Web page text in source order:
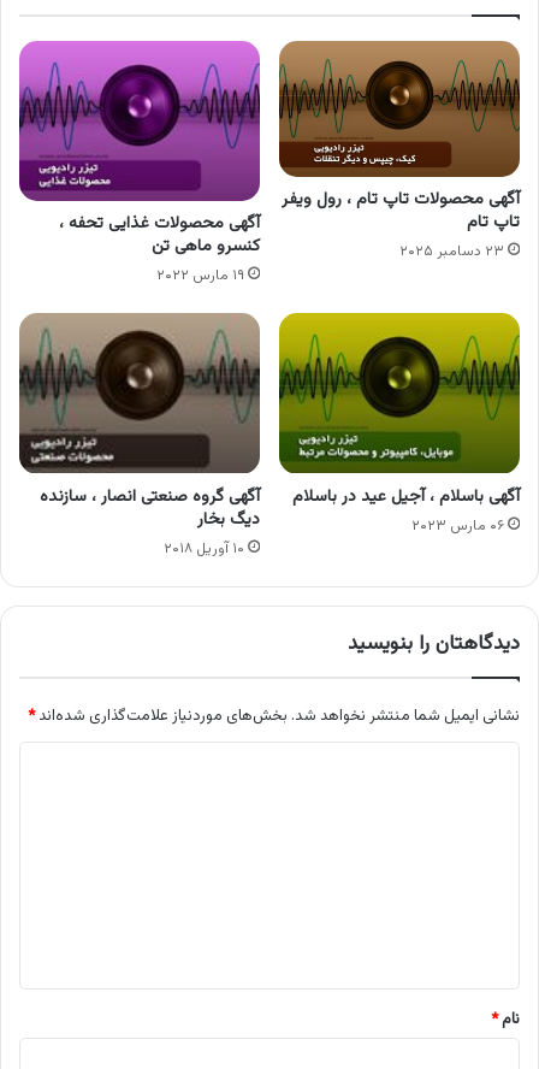
آگهی محصولات تاپ تام ، رول ویفر
تاپ تام
۲۳ دسامبر ۲۰۲۵
آگهی محصولات غذایی تحفه ،
کنسرو ماهی تن
۱۹ مارس ۲۰۲۲
آگهی باسلام ، آجیل عید در باسلام
۰۶ مارس ۲۰۲۳
آگهی گروه صنعتی انصار ، سازنده
دیگ بخار
۱۰ آوریل ۲۰۱۸
دیدگاهتان را بنویسید
نشانی ایمیل شما منتشر نخواهد شد. بخش‌های موردنیاز علامت‌گذاری شده‌اند*
نام*